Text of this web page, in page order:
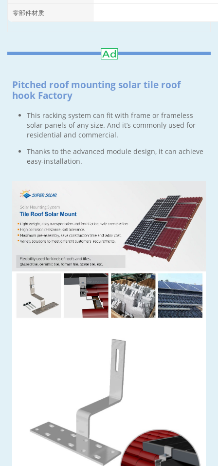
零部件材质
Pitched roof mounting solar tile roof
hook Factory
This racking system can fit with frame or frameless
solar panels of any size. And it’s commonly used for
residential and commercial.
Thanks to the advanced module design, it can achieve
easy-installation.